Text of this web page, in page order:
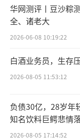
内地联通世界
团访澳，是践
行动，为鲁澳
此次交流为契
整合、产业协
资本布局山东
澳门走向葡语
补、共赢发展。
华网测评丨豆沙粽
全、诸老大
2026-06-08 10:19:22
白酒业务员，生存
2026-08-05 11:53:12
负债30亿，28岁年
知名饮料巨鳄悲情
2026-08-05 17:14:52